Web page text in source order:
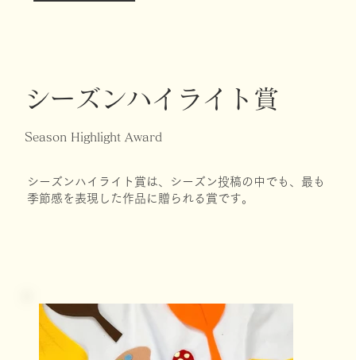
シーズンハイライト賞
Season Highlight Award
シーズンハイライト賞は、シーズン投稿の中でも、最も
季節感を表現した作品に贈られる賞です。